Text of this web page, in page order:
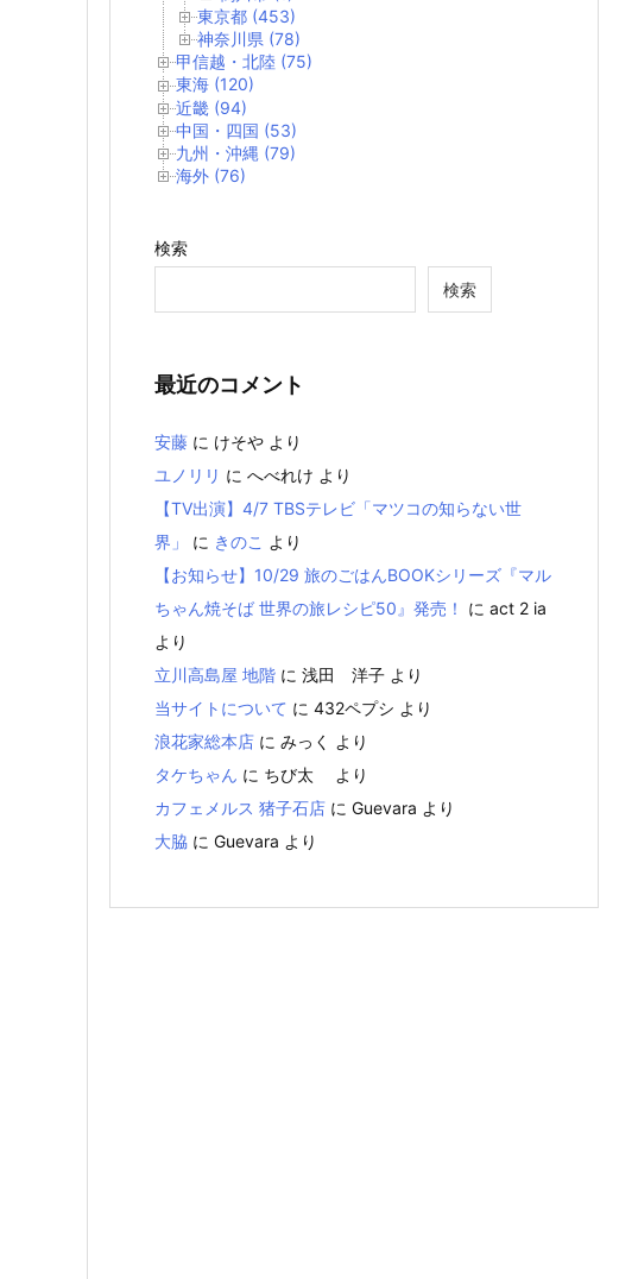
東京都 (453)
神奈川県 (78)
甲信越・北陸 (75)
東海 (120)
近畿 (94)
中国・四国 (53)
九州・沖縄 (79)
海外 (76)
検索
検索
最近のコメント
安藤 に けそや より
ユノリリ に へべれけ より
【TV出演】4/7 TBSテレビ「マツコの知らない世
界」
に きのこ より
【お知らせ】10/29 旅のごはんBOOKシリーズ『マル
ちゃん焼そば 世界の旅レシピ50』発売！
に act 2 ia
より
立川高島屋 地階 に 浅田 洋子 より
当サイトについて に 432ペプシ より
浪花家総本店 に みっく
より
タケちゃん に ちび太
より
カフェメルス 猪子石店 に Guevara より
大脇 に Guevara より